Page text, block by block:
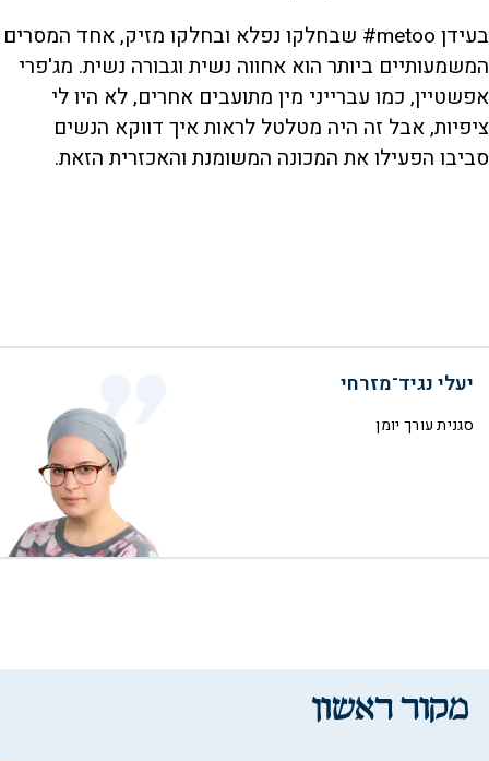
בעידן metoo# שבחלקו נפלא ובחלקו מזיק, אחד המסרים
המשמעותיים ביותר הוא אחווה נשית וגבורה נשית. מג'פרי
אפשטיין, כמו עברייני מין מתועבים אחרים, לא היו לי
ציפיות, אבל זה היה מטלטל לראות איך דווקא הנשים
סביבו הפעילו את המכונה המשומנת והאכזרית הזאת.
יעלי נגיד־מזרחי
סגנית עורך יומן